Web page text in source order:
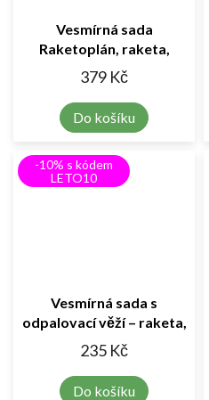
Vesmírná sada
Raketoplán, raketa,
astronaut a průzkumné
vozidlo
379 Kč
Do košíku
-10% s kódem
LETO10
Vesmírná sada s
odpalovací věží – raketa,
raketoplán a kosmonauti
235 Kč
Do košíku